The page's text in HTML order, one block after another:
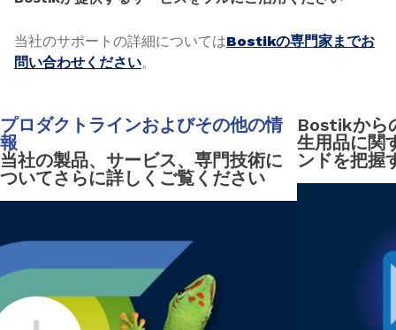
当社のサポートの詳細についてはBostikの専門家までお
問い合わせください。
プロダクトラインおよびその他の情
報
当社の製品、サービス、専門技術に
ついてさらに詳しくご覧ください
Bostikから
生用品に関
ンドを把握